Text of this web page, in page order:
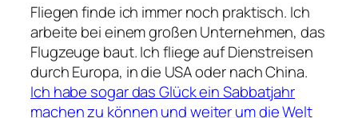
Fliegen finde ich immer noch praktisch. Ich
arbeite bei einem großen Unternehmen, das
Flugzeuge baut. Ich fliege auf Dienstreisen
durch Europa, in die USA oder nach China.
Ich habe sogar das Glück ein Sabbatjahr
machen zu können und weiter um die Welt